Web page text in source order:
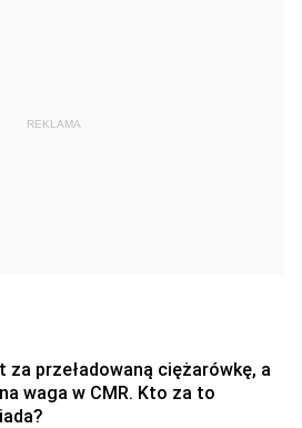
REKLAMA
za przeładowaną ciężarówkę, a
waga w CMR. Kto za to